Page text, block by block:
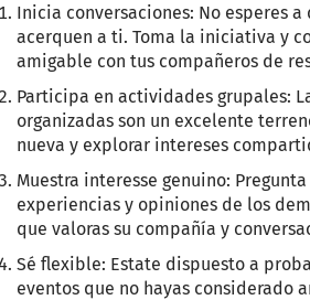
Inicia conversaciones: No esperes a
acerquen a ti. Toma la iniciativa y
amigable con tus compañeros de
Participa en actividades grupales:
organizadas son un excelente
nueva y explorar intereses
Muestra interesse genuino:
experiencias y opiniones de los
que valoras su compañía y
Sé flexible: Estate dispuesto a
eventos que no hayas considerado